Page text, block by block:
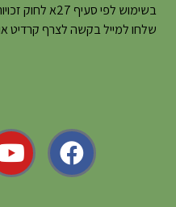
בשימוש לפי סעיף
שלחו למייל בקשה לצרף קרדיט